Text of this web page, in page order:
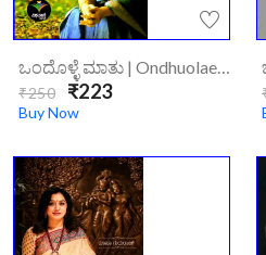
ಒಂದೊಳ್ಳೆ ಮಾತು | Ondhuolaemathu
₹250 ₹223
Buy Now